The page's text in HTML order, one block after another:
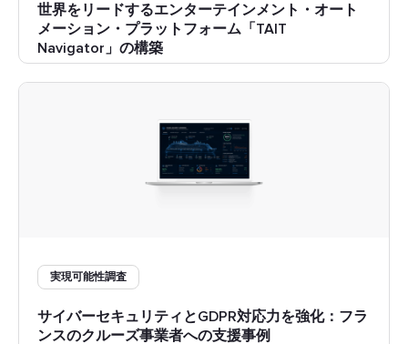
世界をリードするエンターテインメント・オート
メーション・プラットフォーム「TAIT
Navigator」の構築
実現可能性調査
サイバーセキュリティとGDPR対応力を強化：フラ
ンスのクルーズ事業者への支援事例